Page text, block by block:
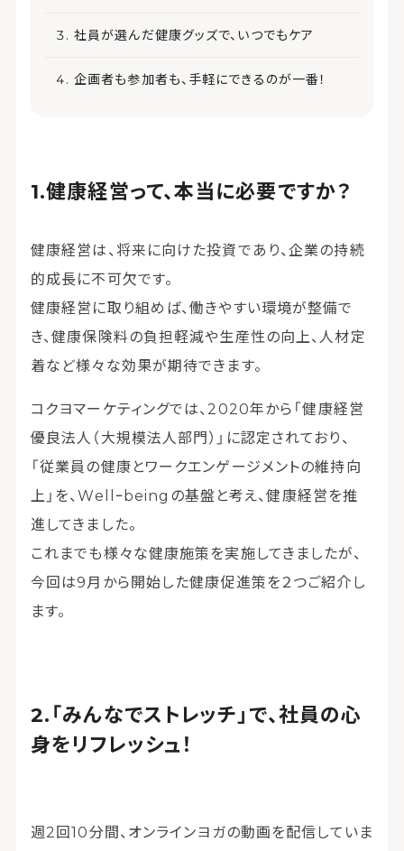
社員が選んだ健康グッズで、いつでもケア
企画者も参加者も、手軽にできるのが一番！
健康経営って、本当に必要ですか？
健康経営は、将来に向けた投資であり、企業の持続
的成長に不可欠です。
健康経営に取り組めば、働きやすい環境が整備で
き、健康保険料の負担軽減や生産性の向上、人材定
着など様々な効果が期待できます。
コクヨマーケティングでは、2020年から「健康経営
優良法人（大規模法人部門）」に認定されており、
「従業員の健康とワークエンゲージメントの維持向
上」を、Wellｰbeingの基盤と考え、健康経営を推
進してきました。
これまでも様々な健康施策を実施してきましたが、
今回は9月から開始した健康促進策を２つご紹介し
ます。
「みんなでストレッチ」で、社員の心
身をリフレッシュ！
週2回10分間、オンラインヨガの動画を配信していま